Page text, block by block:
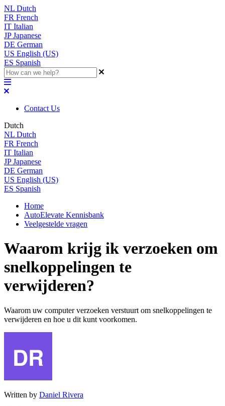
NL Dutch
FR French
IT Italian
JP Japanese
DE German
US English (US)
ES Spanish
Contact Us
Dutch
NL Dutch
FR French
IT Italian
JP Japanese
DE German
US English (US)
ES Spanish
Home
AutoElevate Kennisbank
Veelgestelde vragen
Waarom krijg ik verzoeken om
snelkoppelingen te
verwijderen?
Waarom uw computer verzoeken verstuurt om snelkoppelingen te
verwijderen en hoe u dit kunt voorkomen.
Written by Daniel Rivera